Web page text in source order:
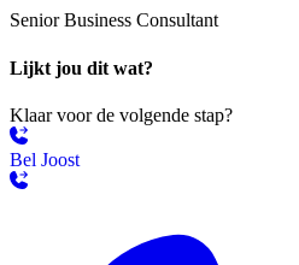
Senior Business Consultant
Lijkt jou dit wat?
Klaar voor de volgende stap?
Bel Joost